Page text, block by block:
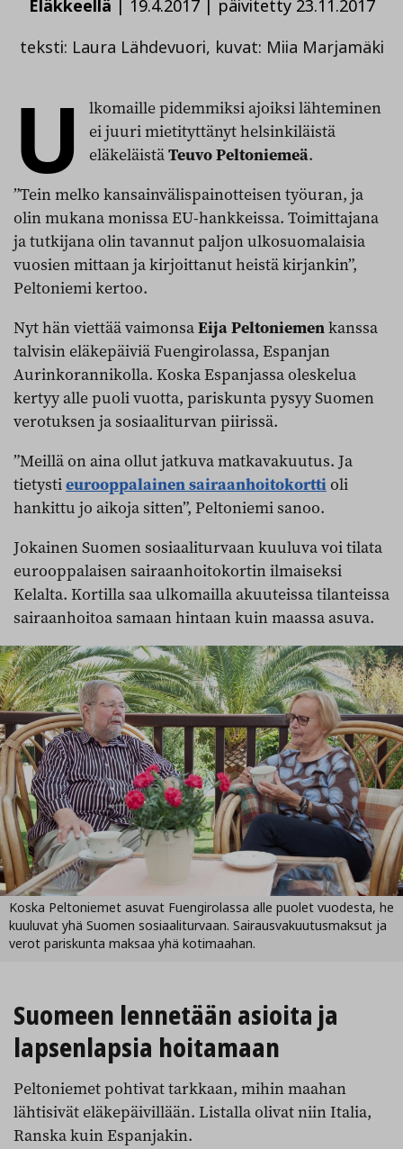
Eläkkeellä 19.4.2017| päivitetty 23.11.2017
teksti: Laura Lähdevuori, kuvat: Miia Marjamäki
U
lkomaille pidemmiksi ajoiksi lähteminen
ei juuri mietityttänyt helsinkiläistä
eläkeläistäTeuvo Peltoniemeä.
”Tein melko kansainvälispainotteisen työuran, ja
olin mukana monissa EU-hankkeissa. Toimittajana
ja tutkijana olin tavannut paljon ulkosuomalaisia
vuosien mittaan ja kirjoittanut heistä kirjankin”,
Peltoniemi kertoo.
Nyt hän viettää vaimonsaEija Peltoniemenkanssa
talvisin eläkepäiviä Fuengirolassa, Espanjan
Aurinkorannikolla. Koska Espanjassa oleskelua
kertyy alle puoli vuotta, pariskunta pysyy Suomen
verotuksen ja sosiaaliturvan piirissä.
”Meillä on aina ollut jatkuva matkavakuutus. Ja
tietystieurooppalainen sairaanhoitokorttioli
hankittu jo aikoja sitten”, Peltoniemi sanoo.
Jokainen Suomen sosiaaliturvaan kuuluva voi tilata
eurooppalaisen sairaanhoitokortin ilmaiseksi
Kelalta. Kortilla saa ulkomailla akuuteissa tilanteissa
sairaanhoitoa samaan hintaan kuin maassa asuva.
Koska Peltoniemet asuvat Fuengirolassa alle puolet vuodesta, he
kuuluvat yhä Suomen sosiaaliturvaan. Sairausvakuutusmaksut ja
verot pariskunta maksaa yhä kotimaahan.
Suomeen lennetään asioita ja
lapsenlapsia hoitamaan
Peltoniemet pohtivat tarkkaan, mihin maahan
lähtisivät eläkepäivillään. Listalla olivat niin Italia,
Ranska kuin Espanjakin.